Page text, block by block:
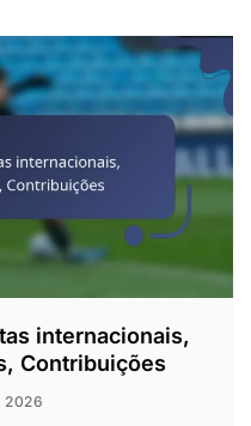
internacionais,
Contribuições
2026